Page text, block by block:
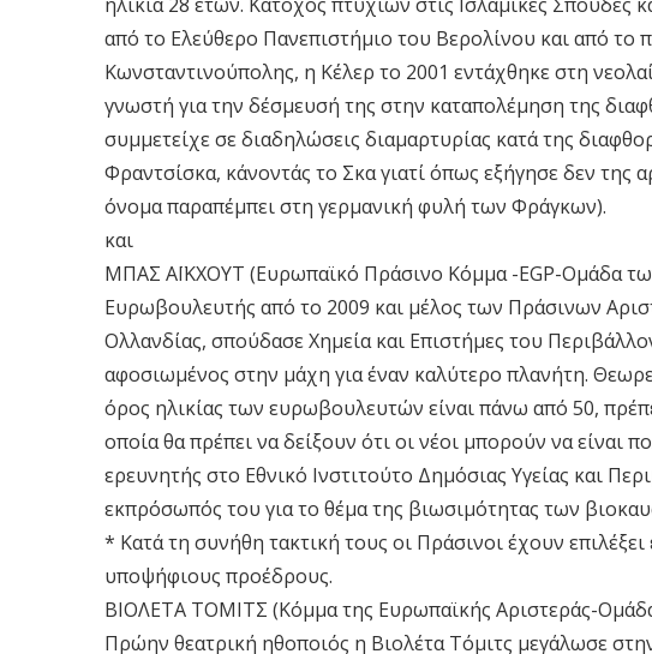
από το Ελεύθερο Πανεπιστήμιο του Βερολίνου και από το
Κωνσταντινούπολης, η Κέλερ το 2001 εντάχθηκε στη
γνωστή για την δέσμευσή της στην καταπολέμηση της
συμμετείχε σε διαδηλώσεις διαμαρτυρίας κατά της
Φραντσίσκα, κάνοντάς το Σκα γιατί όπως εξήγησε δεν της
όνομα παραπέμπει στη γερμανική φυλή των Φράγκων).
και
ΜΠΑΣ ΑΪΚΧΟΥΤ (Ευρωπαϊκό Πράσινο Κόμμα -EGP-Ομάδα
Ευρωβουλευτής από το 2009 και μέλος των Πράσινων
Ολλανδίας, σπούδασε Χημεία και Επιστήμες του
αφοσιωμένος στην μάχη για έναν καλύτερο πλανήτη.
όρος ηλικίας των ευρωβουλευτών είναι πάνω από 50,
οποία θα πρέπει να δείξουν ότι οι νέοι μπορούν να είναι
ερευνητής στο Εθνικό Ινστιτούτο Δημόσιας Υγείας και
εκπρόσωπός του για το θέμα της βιωσιμότητας των
* Κατά τη συνήθη τακτική τους οι Πράσινοι έχουν επιλέξει
υποψήφιους προέδρους.
ΒΙΟΛΕΤΑ ΤΟΜΙΤΣ (Κόμμα της Ευρωπαϊκής Αριστεράς-
Πρώην θεατρική ηθοποιός η Βιολέτα Τόμιτς μεγάλωσε